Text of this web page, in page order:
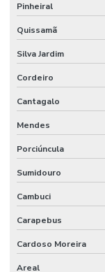
Pinheiral
Quissamã
Silva Jardim
Cordeiro
Cantagalo
Mendes
Porciúncula
Sumidouro
Cambuci
Carapebus
Cardoso Moreira
Areal